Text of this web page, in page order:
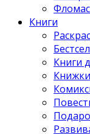
Книги
Книги